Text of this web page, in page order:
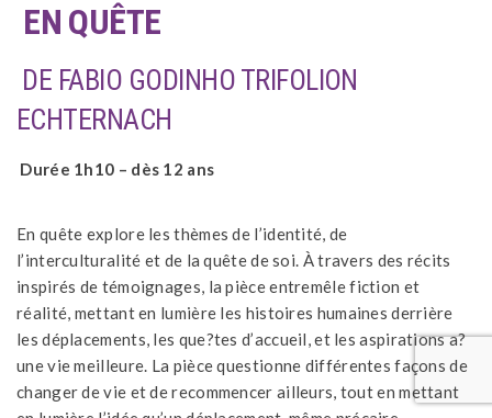
EN QUÊTE
DE FABIO GODINHO TRIFOLION
ECHTERNACH
Durée 1h10 – dès 12 ans
En quête explore les thèmes de l’identité, de
l’interculturalité et de la quête de soi. À travers des récits
inspirés de témoignages, la pièce entremêle fiction et
réalité, mettant en lumière les histoires humaines derrière
les déplacements, les que?tes d’accueil, et les aspirations a?
une vie meilleure. La pièce questionne différentes façons de
changer de vie et de recommencer ailleurs, tout en mettant